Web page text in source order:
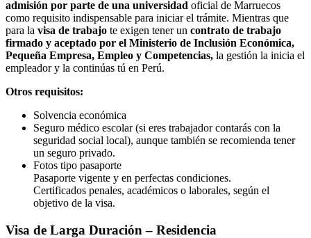
admisión por parte de una universidad oficial de Marruecos
como requisito indispensable para iniciar el trámite. Mientras que
para la visa de trabajo te exigen tener un contrato de trabajo
firmado y aceptado por el Ministerio de Inclusión Económica,
Pequeña Empresa, Empleo y Competencias, la gestión la inicia el
empleador y la continúas tú en Perú.
Otros requisitos:
Solvencia económica
Seguro médico escolar (si eres trabajador contarás con la
seguridad social local), aunque también se recomienda tener
un seguro privado.
Fotos tipo pasaporte
Pasaporte vigente y en perfectas condiciones.
Certificados penales, académicos o laborales, según el
objetivo de la visa.
Visa de Larga Duración – Residencia